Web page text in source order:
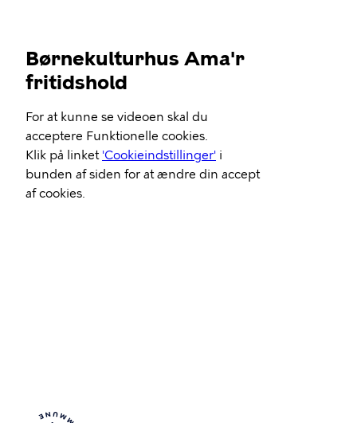
Børnekulturhus Ama'r
fritidshold
Video
Url
For at kunne se videoen skal du
acceptere Funktionelle cookies.
Klik på linket 'Cookieindstillinger' i
bunden af siden for at ændre din accept
af cookies.